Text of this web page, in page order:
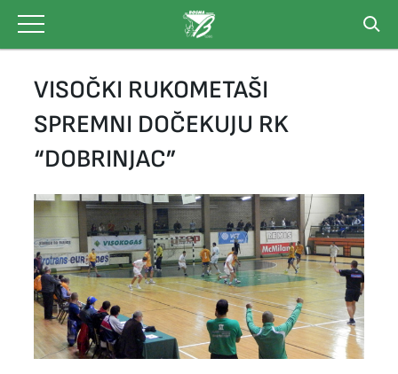
content
VISOČKI RUKOMETAŠI
SPREMNI DOČEKUJU RK
“DOBRINJAC”